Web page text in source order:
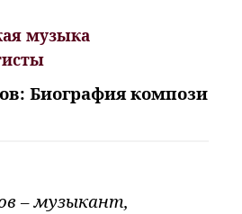
музыка
Биография компози
– музыкант,